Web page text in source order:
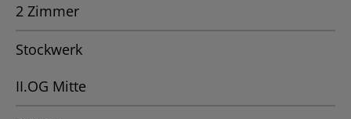
2 Zimmer
Stockwerk
II.OG Mitte